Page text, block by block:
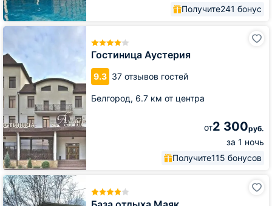
Получите241 бонус
Гостиница Аустерия
9.3 37 отзывов гостей
Белгород, 6.7 км от центра
от2 300руб.
за 1 ночь
Получите115 бонусов
Гостиница
База
отдыха
Маяк